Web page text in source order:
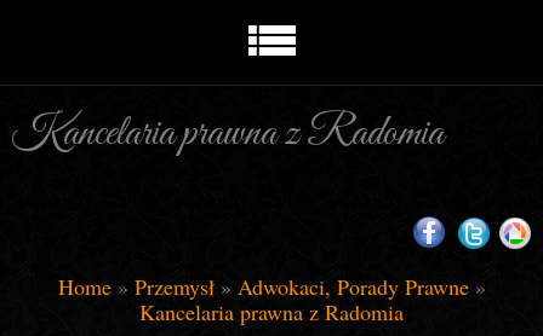
Kancelaria prawna z Radomia
Home» Przemysł» Adwokaci, Porady Prawne»
Kancelaria prawna z Radomia